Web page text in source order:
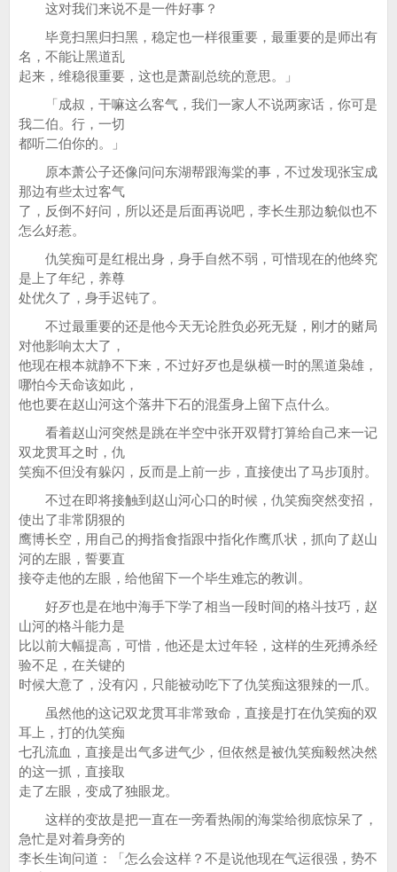
这对我们来说不是一件好事？
毕竟扫黑归扫黑，稳定也一样很重要，最重要的是师出有
名，不能让黑道乱
起来，维稳很重要，这也是萧副总统的意思。」
「成叔，干嘛这么客气，我们一家人不说两家话，你可是
我二伯。行，一切
都听二伯你的。」
原本萧公子还像问问东湖帮跟海棠的事，不过发现张宝成
那边有些太过客气
了，反倒不好问，所以还是后面再说吧，李长生那边貌似也不
怎么好惹。
仇笑痴可是红棍出身，身手自然不弱，可惜现在的他终究
是上了年纪，养尊
处优久了，身手迟钝了。
不过最重要的还是他今天无论胜负必死无疑，刚才的赌局
对他影响太大了，
他现在根本就静不下来，不过好歹也是纵横一时的黑道枭雄，
哪怕今天命该如此，
他也要在赵山河这个落井下石的混蛋身上留下点什么。
看着赵山河突然是跳在半空中张开双臂打算给自己来一记
双龙贯耳之时，仇
笑痴不但没有躲闪，反而是上前一步，直接使出了马步顶肘。
不过在即将接触到赵山河心口的时候，仇笑痴突然变招，
使出了非常阴狠的
鹰博长空，用自己的拇指食指跟中指化作鹰爪状，抓向了赵山
河的左眼，誓要直
接夺走他的左眼，给他留下一个毕生难忘的教训。
好歹也是在地中海手下学了相当一段时间的格斗技巧，赵
山河的格斗能力是
比以前大幅提高，可惜，他还是太过年轻，这样的生死搏杀经
验不足，在关键的
时候大意了，没有闪，只能被动吃下了仇笑痴这狠辣的一爪。
虽然他的这记双龙贯耳非常致命，直接是打在仇笑痴的双
耳上，打的仇笑痴
七孔流血，直接是出气多进气少，但依然是被仇笑痴毅然决然
的这一抓，直接取
走了左眼，变成了独眼龙。
这样的变故是把一直在一旁看热闹的海棠给彻底惊呆了，
急忙是对着身旁的
李长生询问道：「怎么会这样？不是说他现在气运很强，势不